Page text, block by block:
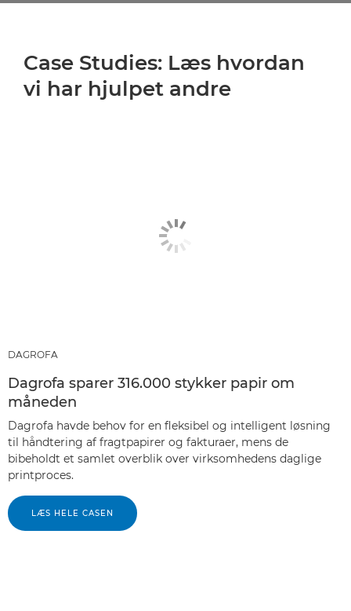
Case Studies: Læs hvordan
vi har hjulpet andre
DAGROFA
Dagrofa sparer 316.000 stykker papir om
måneden
Dagrofa havde behov for en fleksibel og intelligent løsning
til håndtering af fragtpapirer og fakturaer, mens de
bibeholdt et samlet overblik over virksomhedens daglige
printproces.
LÆS HELE CASEN